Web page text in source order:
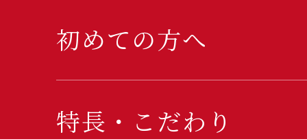
初めての方へ
特長・こだわり